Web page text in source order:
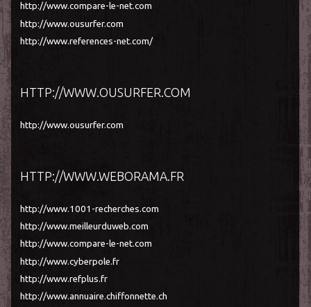
http://www.compare-le-net.com
http://www.ousurfer.com
http://www.references-net.com/
HTTP://WWW.OUSURFER.COM
http://www.ousurfer.com
HTTP://WWW.WEBORAMA.FR
http://www.1001-recherches.com
http://www.meilleurduweb.com
http://www.compare-le-net.com
http://www.cyberpole.fr
http://www.refplus.fr
http://www.annuaire.chiffonnette.ch